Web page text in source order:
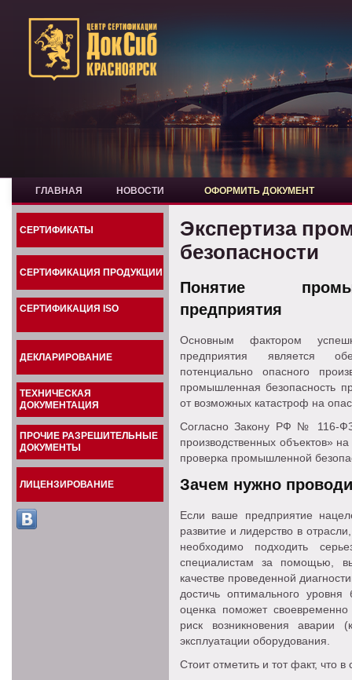
ГЛАВНАЯ НОВОСТИ ОФОРМИТЬ ДОКУМЕНТ
СЕРТИФИКАТЫ
СЕРТИФИКАЦИЯ ПРОДУКЦИИ
СЕРТИФИКАЦИЯ ISO
ДЕКЛАРИРОВАНИЕ
ТЕХНИЧЕСКАЯ
ДОКУМЕНТАЦИЯ
ПРОЧИЕ РАЗРЕШИТЕЛЬНЫЕ
ДОКУМЕНТЫ
ЛИЦЕНЗИРОВАНИЕ
Экспертиза
безопасности
Понятие
предприятия
Основным фактором
предприятия является
потенциально опасного
промышленная безопасность
от возможных катастроф на
Согласно Закону РФ № 116-
производственных объектов»
проверка промышленной
Зачем нужно
Если ваше предприятие
развитие и лидерство в
необходимо подходить
специалистам за помощью,
качестве проведенной
достичь оптимального уровня
оценка поможет своевременно
риск возникновения аварии
эксплуатации оборудования.
Стоит отметить и тот факт, что